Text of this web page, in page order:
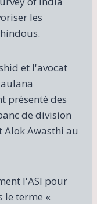
les
et l'avocat
présenté des
de division
Alok Awasthi au
l'ASI pour
le terme «